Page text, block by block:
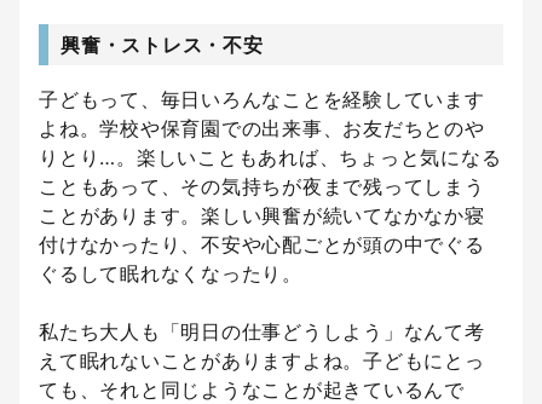
興奮・ストレス・不安
子どもって、毎日いろんなことを経験しています
よね。学校や保育園での出来事、お友だちとのや
りとり…。楽しいこともあれば、ちょっと気になる
こともあって、その気持ちが夜まで残ってしまう
ことがあります。楽しい興奮が続いてなかなか寝
付けなかったり、不安や心配ごとが頭の中でぐる
ぐるして眠れなくなったり。
私たち大人も「明日の仕事どうしよう」なんて考
えて眠れないことがありますよね。子どもにとっ
ても、それと同じようなことが起きているんで